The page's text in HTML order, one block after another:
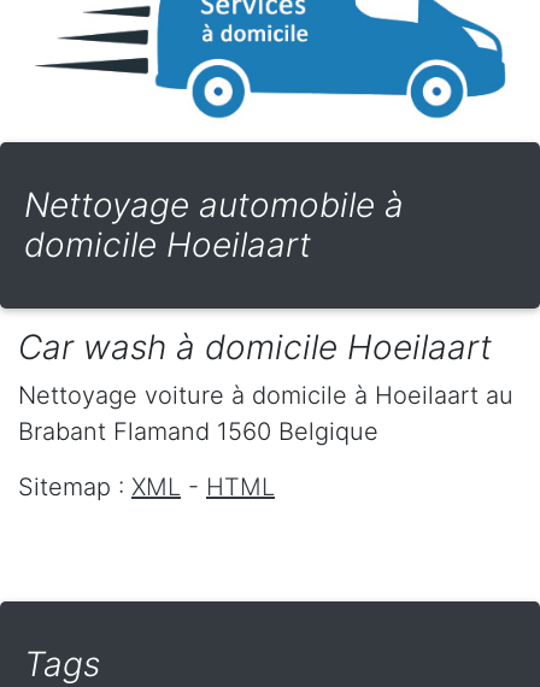
Nettoyage automobile à
domicile Hoeilaart
Car wash à domicile Hoeilaart
Nettoyage voiture à domicile à Hoeilaart au
Brabant Flamand 1560 Belgique
Sitemap : XML - HTML
Tags